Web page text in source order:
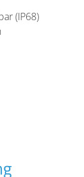
(IP68)